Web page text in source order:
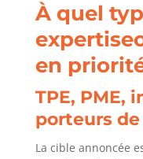
À quel
en
TPE, PME,
porteurs
La cible annoncée